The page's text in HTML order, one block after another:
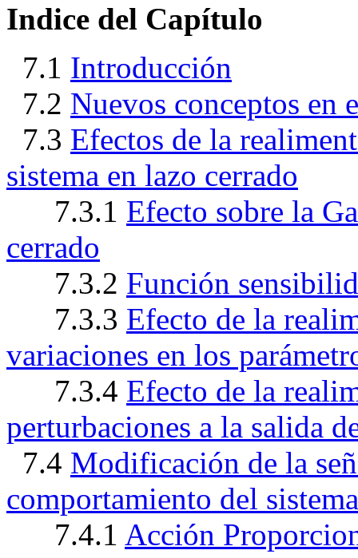
Indice del Capítulo
7.1 Introducción
7.2 Nuevos conceptos en
7.3 Efectos de la
sistema en lazo cerrado
7.3.1 Efecto sobre la
cerrado
7.3.2 Función
7.3.3 Efecto de la
variaciones en los
7.3.4 Efecto de la
perturbaciones a la salida
7.4 Modificación de la
comportamiento del
7.4.1 Acción